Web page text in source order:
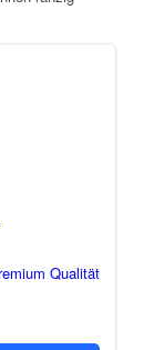
Qualität